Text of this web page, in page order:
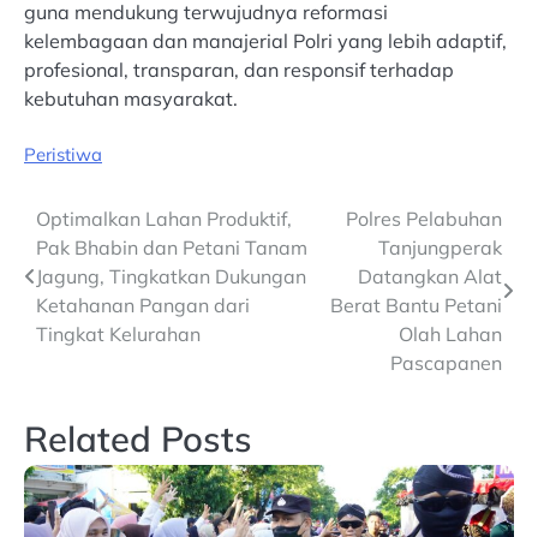
guna mendukung terwujudnya reformasi
kelembagaan dan manajerial Polri yang lebih adaptif,
profesional, transparan, dan responsif terhadap
kebutuhan masyarakat.
Peristiwa
Post
navigation
Optimalkan Lahan Produktif,
Pak Bhabin dan Petani Tanam
Jagung, Tingkatkan Dukungan
Ketahanan Pangan dari
Tingkat Kelurahan
Polres Pelabuhan
Tanjungperak
Datangkan Alat
Berat Bantu Petani
Olah Lahan
Pascapanen
Related Posts